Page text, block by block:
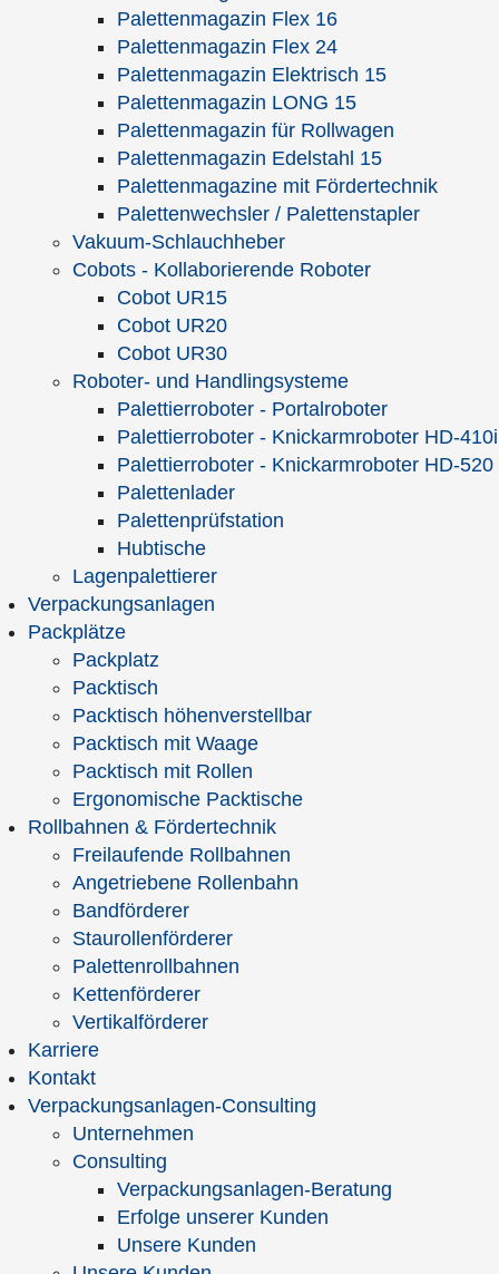
Palettenmagazin Flex 16
Palettenmagazin Flex 24
Palettenmagazin Elektrisch 15
Palettenmagazin LONG 15
Palettenmagazin für Rollwagen
Palettenmagazin Edelstahl 15
Palettenmagazine mit Fördertechnik
Palettenwechsler / Palettenstapler
Vakuum-Schlauchheber
Cobots - Kollaborierende Roboter
Cobot UR15
Cobot UR20
Cobot UR30
Roboter- und Handlingsysteme
Palettierroboter - Portalroboter
Palettierroboter - Knickarmroboter HD-410i
Palettierroboter - Knickarmroboter HD-520
Palettenlader
Palettenprüfstation
Hubtische
Lagenpalettierer
Verpackungsanlagen
Packplätze
Packplatz
Packtisch
Packtisch höhenverstellbar
Packtisch mit Waage
Packtisch mit Rollen
Ergonomische Packtische
Rollbahnen & Fördertechnik
Freilaufende Rollbahnen
Angetriebene Rollenbahn
Bandförderer
Staurollenförderer
Palettenrollbahnen
Kettenförderer
Vertikalförderer
Karriere
Kontakt
Verpackungsanlagen-Consulting
Unternehmen
Consulting
Verpackungsanlagen-Beratung
Erfolge unserer Kunden
Unsere Kunden
basierende H+D-
Materialflussoptimierung realisiert hohe
Kosteneinsparungen in den Bereichen
Kommissionierung, Verpackung und
Versand.
Dr. Katja d´Andrea
PDF-Download
Preis
kostenfrei |Herunterladen
Investitionen in der
Verpackungslogistik
Gratwanderung zwischen Erfolg und
Mißerfolg
Der Artikel verdeutlicht, wie mit Hilfe der
Amortisationsrechnung Investitionen im
Bereich Verpackungslogistik schnell und
präzise auf Ihre Vorteilhaftigkeit hin
bewertet werden können.
Autor
Dr. Gerd Strasser
Format
PDF-Download
Preis
kostenfrei |
Titel
Das H+D-Modul-Konzept
Eine Erfolgsgeschichte in der
Verpackungstechnik
Abstract H+D-Verpackungsanlagen sind modular
aufgebaut. Damit wächst jede
Verpackungsanlage mit den steigenden
Kunden-Anforderungen mit. Lesen Sie
eine Case Story über das
Logistikkonzept eines Fußball-Clubs,
der mit diesem Konzept zum Gewinner
der Champions-League sowohl im
Fußball, als auch im Fanartikelversand
Autor
Karl-Heinz Essenwanger
Format
PDF-Download
kostenfrei | Herunterladen